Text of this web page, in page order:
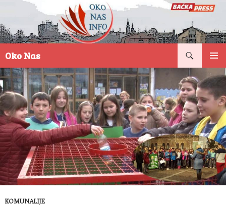
Oko Nas
NA
SADRŽAJ
KOMUNALIJE